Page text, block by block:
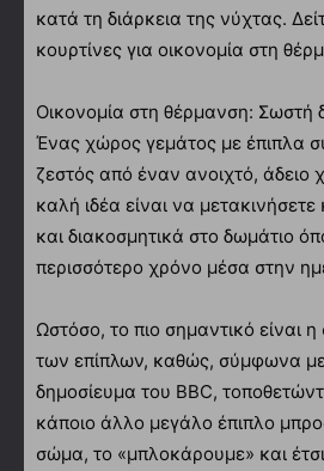
κατά τη διάρκεια της νύχτας.
κουρτίνες για οικονομία στη
Οικονομία στη θέρμανση: Σωστή
Ένας χώρος γεμάτος με έπιπλα
ζεστός από έναν ανοιχτό, άδειο
καλή ιδέα είναι να
και διακοσμητικά στο δωμάτιο
περισσότερο χρόνο μέσα στην
Ωστόσο, το πιο σημαντικό είναι
των επίπλων, καθώς, σύμφωνα με
δημοσίευμα του BBC,
κάποιο άλλο μεγάλο έπιπλο
σώμα, το «μπλοκάρουμε» και